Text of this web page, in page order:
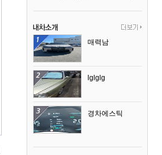
매력남
lglglg
경차에스틱